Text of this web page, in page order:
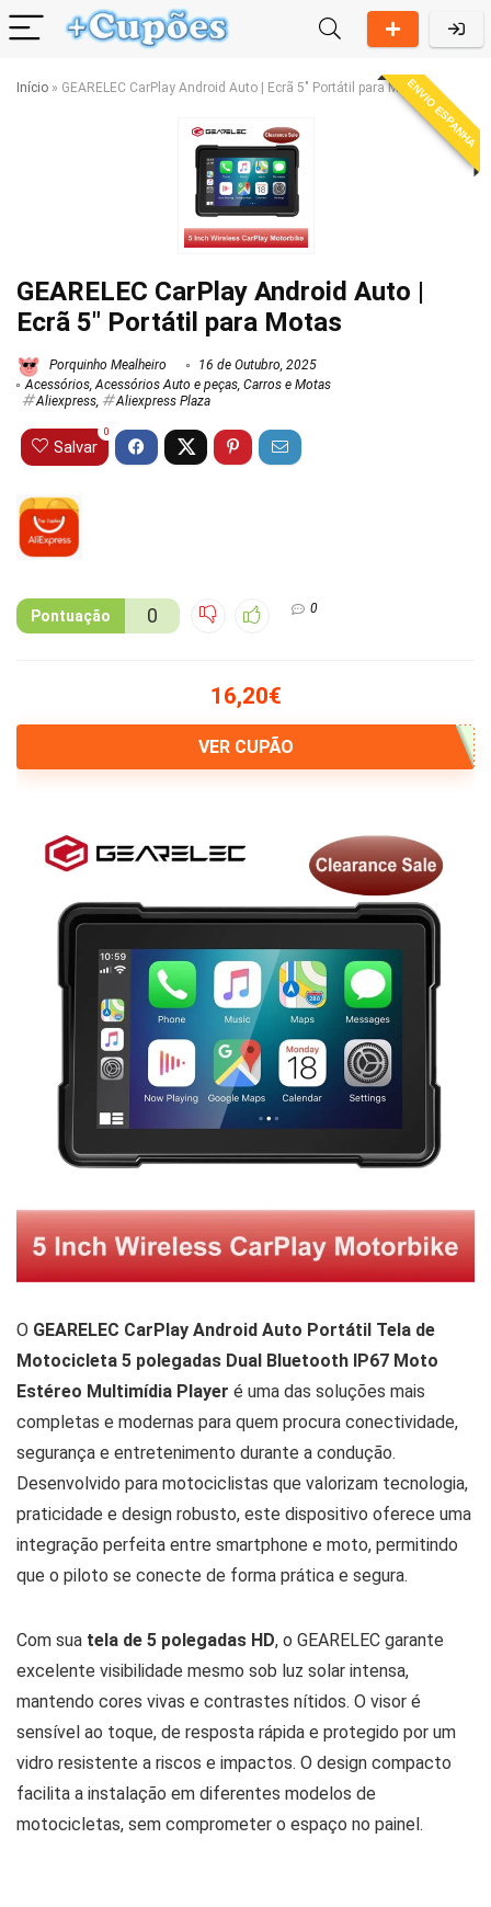
Início » GEARELEC CarPlay Android Auto | Ecrã 5″ Portátil para MotasENVIO ESPANHA
GEARELEC CarPlay Android Auto |
Ecrã 5″ Portátil para Motas
Porquinho Mealheiro
16 de Outubro, 2025
Acessórios,Acessórios Auto e peças, Carros e Motas
Aliexpress, Aliexpress Plaza
Salvar
0
Pontuação 0 0
16,20€
VER CUPÃO
O GEARELEC CarPlay Android Auto Portátil Tela de
Motocicleta 5 polegadas Dual Bluetooth IP67 Moto
Estéreo Multimídia Player é uma das soluções mais
completas e modernas para quem procura conectividade,
segurança e entretenimento durante a condução.
Desenvolvido para motociclistas que valorizam tecnologia,
praticidade e design robusto, este dispositivo oferece uma
integração perfeita entre smartphone e moto, permitindo
que o piloto se conecte de forma prática e segura.
Com sua tela de 5 polegadas HD, o GEARELEC garante
excelente visibilidade mesmo sob luz solar intensa,
mantendo cores vivas e contrastes nítidos. O visor é
sensível ao toque, de resposta rápida e protegido por um
vidro resistente a riscos e impactos. O design compacto
facilita a instalação em diferentes modelos de
motocicletas, sem comprometer o espaço no painel.